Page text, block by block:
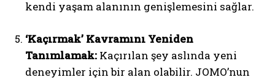
kendi yaşam alanının genişlemesini sağlar.
‘Kaçırmak’ Kavramını Yeniden
Tanımlamak: Kaçırılan şey aslında yeni
deneyimler için bir alan olabilir. JOMO’nun